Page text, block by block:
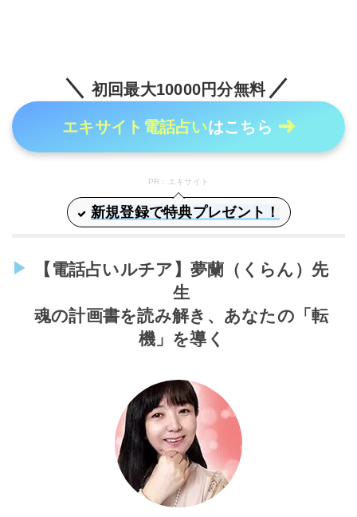
初回最大10000円分無料
エキサイト電話占いはこちら
PR：エキサイト
新規登録で特典プレゼント！
【電話占いルチア】夢蘭（くらん）先
生
魂の計画書を読み解き、あなたの「転
機」を導く